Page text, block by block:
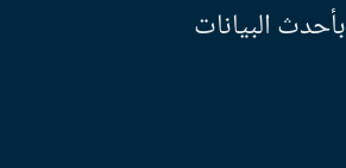
بأحدث البيانات